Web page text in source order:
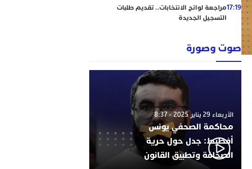
17:19مراجعة لوائح الانتخابات.. تقديم طلبات
التسجيل الجديدة
صوت وصورة
الأربعاء 29 يناير 2025 - 8:37
محاكمة الصحفي يونس
أفطيط: جدل حول حرية
الصحافة وتطبيق القانون